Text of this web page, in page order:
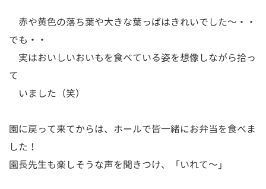
赤や黄色の落ち葉や大きな葉っぱはきれいでした～・・
でも・・
実はおいしいおいもを食べている姿を想像しながら拾っ
て
いました（笑）
園に戻って来てからは、ホールで皆一緒にお弁当を食べま
した！
園長先生も楽しそうな声を聞きつけ、「いれて～」